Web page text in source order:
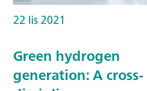
22 lis 2021
Green hydrogen
generation: A cross-